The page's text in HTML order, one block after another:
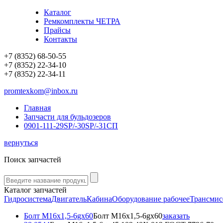
Каталог
Ремкомплекты ЧЕТРА
Прайсы
Контакты
+7 (8352) 68-50-55
+7 (8352) 22-34-10
+7 (8352) 22-34-11
promtexkom@inbox.ru
Главная
Запчасти для бульдозеров
0901-111-29SP/-30SP/-31СП
вернуться
Поиск запчастей
Каталог запчастей
ГидросистемаДвигательКабинаОборудование рабочее
Болт М16x1,5-6gx60Болт М16x1,5-6gx60заказать